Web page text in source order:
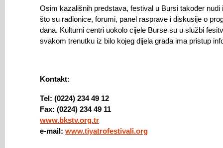
Osim kazališnih predstava, festival u Bursi također nudi
što su radionice, forumi, panel rasprave i diskusije o
dana. Kulturni centri uokolo cijele Burse su u službi
svakom trenutku iz bilo kojeg dijela grada ima pristup
Kontakt:
Tel: (0224) 234 49 12
Fax: (0224) 234 49 11
www.bkstv.org.tr
e-mail: www.tiyatrofestivali.org